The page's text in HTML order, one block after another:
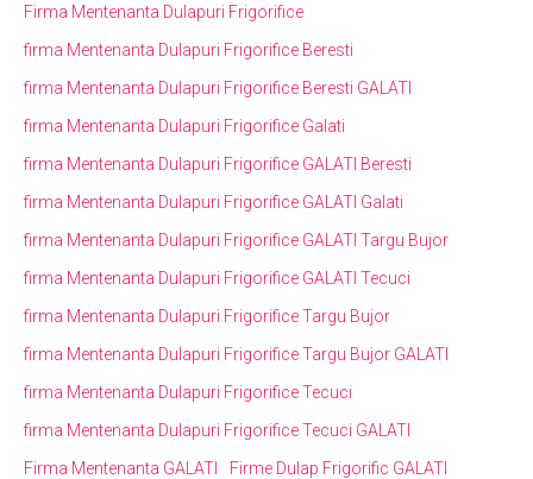
Firma Mentenanta Dulapuri Frigorifice
firma Mentenanta Dulapuri Frigorifice Beresti
firma Mentenanta Dulapuri Frigorifice Beresti GALATI
firma Mentenanta Dulapuri Frigorifice Galati
firma Mentenanta Dulapuri Frigorifice GALATI Beresti
firma Mentenanta Dulapuri Frigorifice GALATI Galati
firma Mentenanta Dulapuri Frigorifice GALATI Targu Bujor
firma Mentenanta Dulapuri Frigorifice GALATI Tecuci
firma Mentenanta Dulapuri Frigorifice Targu Bujor
firma Mentenanta Dulapuri Frigorifice Targu Bujor GALATI
firma Mentenanta Dulapuri Frigorifice Tecuci
firma Mentenanta Dulapuri Frigorifice Tecuci GALATI
Firma Mentenanta GALATI
Firme Dulap Frigorific GALATI